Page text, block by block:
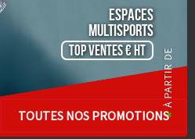
ESPACES
Multisports
TOP VENTES € HT
TOUTES NOS PROMOTIONS